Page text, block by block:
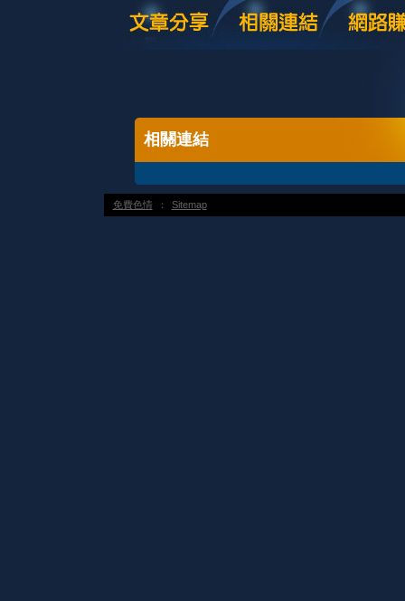
相關連結
免費色情 ： Sitemap